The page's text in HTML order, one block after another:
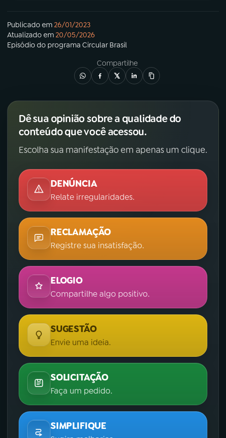
Publicado em26/01/2023
Atualizado em20/05/2026
Episódio do programa Circular Brasil
Compartilhe
Dê sua opinião sobre a qualidade do
conteúdo que você acessou.
Escolha sua manifestação em apenas um clique.
DENÚNCIA
Relate irregularidades.
RECLAMAÇÃO
Registre sua insatisfação.
ELOGIO
Compartilhe algo positivo.
SUGESTÃO
Envie uma ideia.
SOLICITAÇÃO
Faça um pedido.
SIMPLIFIQUE